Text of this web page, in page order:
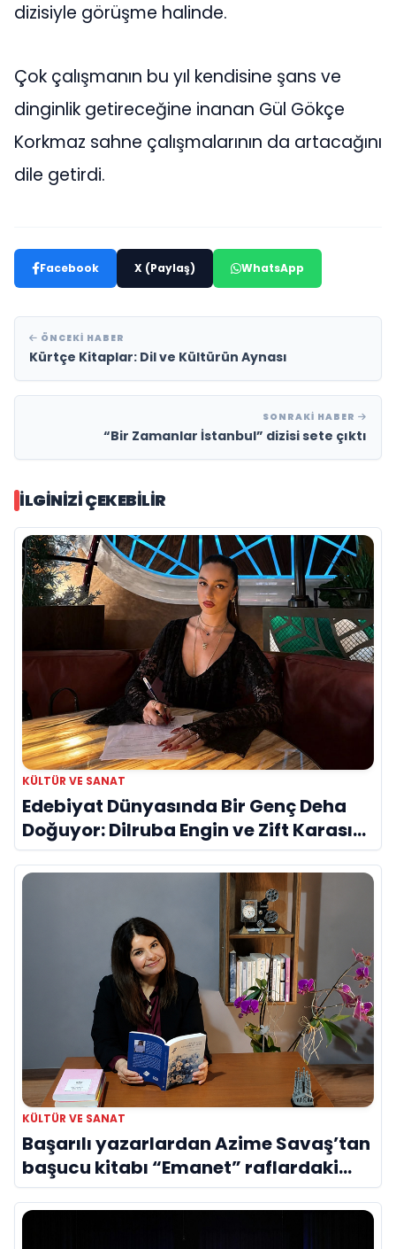
dizisiyle görüşme halinde.
Çok çalışmanın bu yıl kendisine şans ve
dinginlik getireceğine inanan Gül Gökçe
Korkmaz sahne çalışmalarının da artacağını
dile getirdi.
Facebook X (Paylaş) WhatsApp
ÖNCEKI HABER
Kürtçe Kitaplar: Dil ve Kültürün Aynası
SONRAKI HABER
“Bir Zamanlar İstanbul” dizisi sete çıktı
İLGINIZI ÇEKEBILIR
KÜLTÜR VE SANAT
Edebiyat Dünyasında Bir Genç Deha
Doğuyor: Dilruba Engin ve Zift Karası
Evreni ‘AVENOİR’
KÜLTÜR VE SANAT
Başarılı yazarlardan Azime Savaş’tan
başucu kitabı “Emanet” raflardaki
yerini aldı